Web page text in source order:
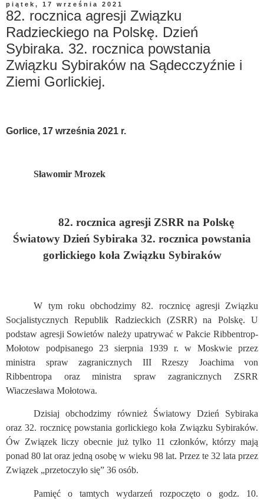
piątek, 17 września 2021
82. rocznica agresji Związku
Radzieckiego na Polskę. Dzień
Sybiraka. 32. rocznica powstania
Związku Sybiraków na Sądecczyźnie i
Ziemi Gorlickiej.
Gorlice, 17 września 2021 r.
Sławomir Mrozek
82. rocznica agresji ZSRR na Polskę
Światowy Dzień Sybiraka 32. rocznica powstania
gorlickiego koła Związku Sybiraków
W tym roku obchodzimy 82. rocznicę agresji Związku
Socjalistycznych Republik Radzieckich (ZSRR) na Polskę. U
podstaw agresji Sowietów należy upatrywać w Pakcie Ribbentrop-
Mołotow podpisanego 23 sierpnia 1939 r. w Moskwie przez
ministra spraw zagranicznych III Rzeszy Joachima von
Ribbentropa oraz ministra spraw zagranicznych ZSRR
Wiaczesława Mołotowa.
Dzisiaj obchodzimy również Światowy Dzień Sybiraka
oraz 32. rocznicę powstania gorlickiego koła Związku Sybiraków.
Ów Związek liczy obecnie już tylko 11 członków, którzy mają
ponad 80 lat oraz jedną osobę w wieku 98 lat. Przez te 32 lata przez
Związek „przetoczyło się” 36 osób.
Pamięć o tamtych wydarzeń rozpoczęto o godz. 10.